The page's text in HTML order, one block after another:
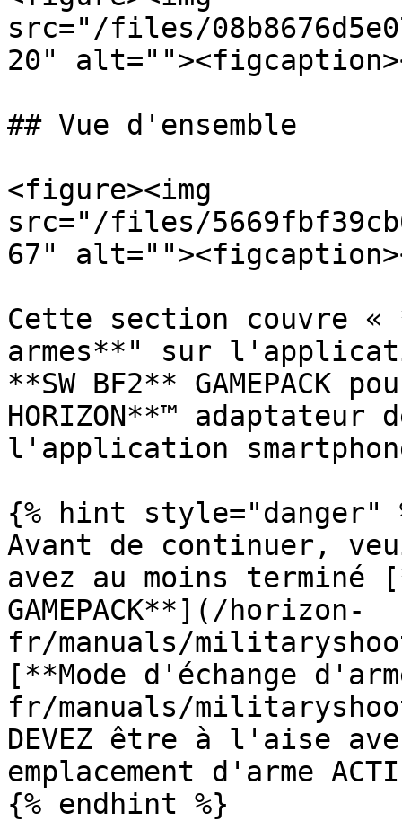
src="/files/
20"
## Vue d'ensemble
<figure><img
src="/files/
67"
Cette section couvre «
armes**" sur
**SW BF2** GAMEPACK
HORIZON**™
l'application smartphone
{% hint style="danger"
Avant de continuer,
avez au moins terminé
GAMEPACK**](/horizon-
fr/manuals/
[**Mode d'échange
fr/manuals/
DEVEZ être à l'aise
emplacement d'arme
{% endhint %}